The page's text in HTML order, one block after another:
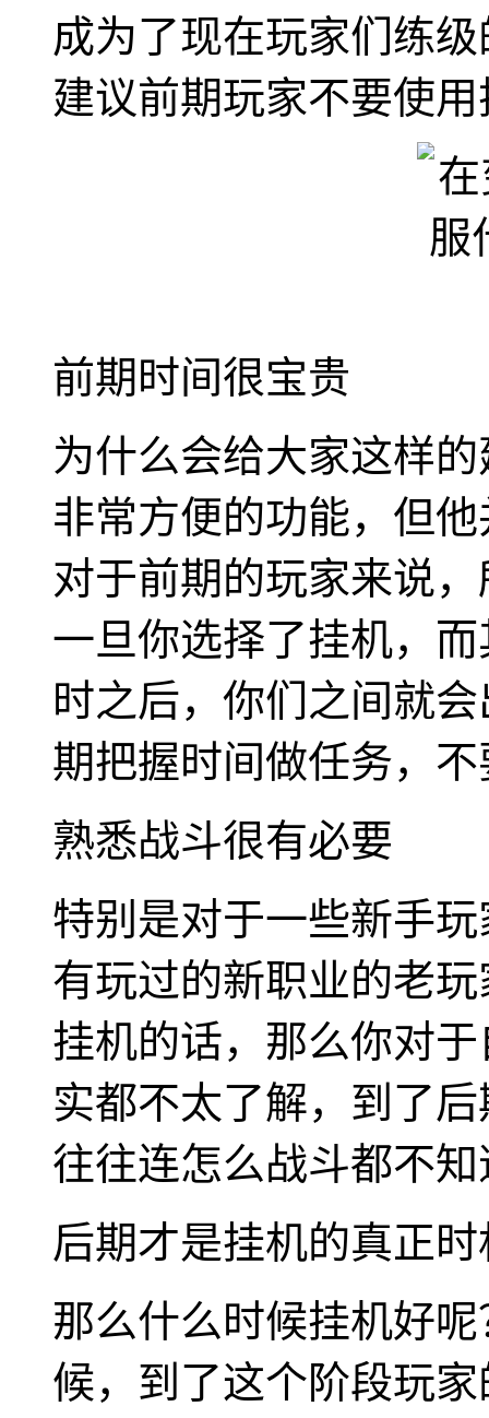
成为了现在玩家们练
建议前期玩家不要使
前期时间很宝贵
为什么会给大家这样
非常方便的功能，但
对于前期的玩家来说
一旦你选择了挂机，
时之后，你们之间就
期把握时间做任务，
熟悉战斗很有必要
特别是对于一些新手
有玩过的新职业的老
挂机的话，那么你对
实都不太了解，到了
往往连怎么战斗都不知
后期才是挂机的真正时
那么什么时候挂机好
候，到了这个阶段玩